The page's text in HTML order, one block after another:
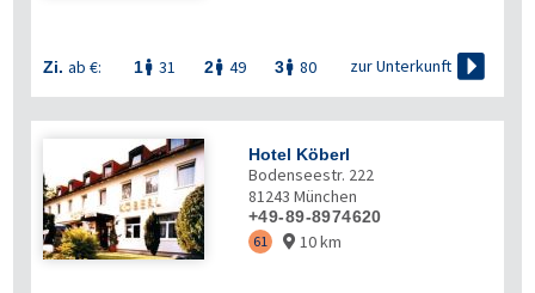
Zi. ab €: 1 31 2 49 3 80 zur Unterkunft 
Hotel Köberl
Bodenseestr. 222
81243 München
+49-89-8974620
61  10 km